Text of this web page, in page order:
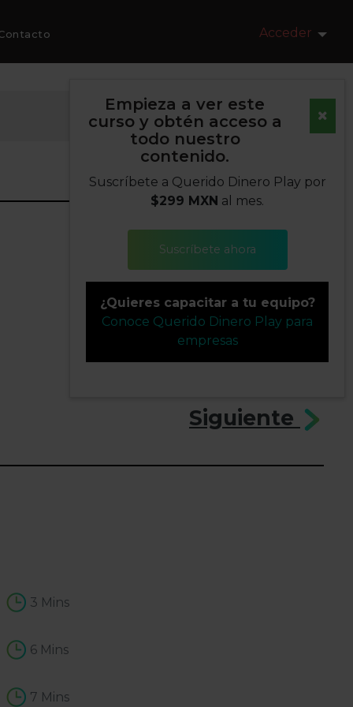
Acceder
Siguiente
3 Mins
6 Mins
7 Mins
Empieza a ver este
curso y obtén acceso a
todo nuestro
contenido.
Suscríbete a Querido Dinero Play por
$299 MXN al mes.
Suscríbete ahora
¿Quieres capacitar a tu equipo?
Conoce Querido Dinero Play para
empresas